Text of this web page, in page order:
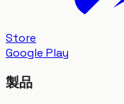
Store
Google Play
製品